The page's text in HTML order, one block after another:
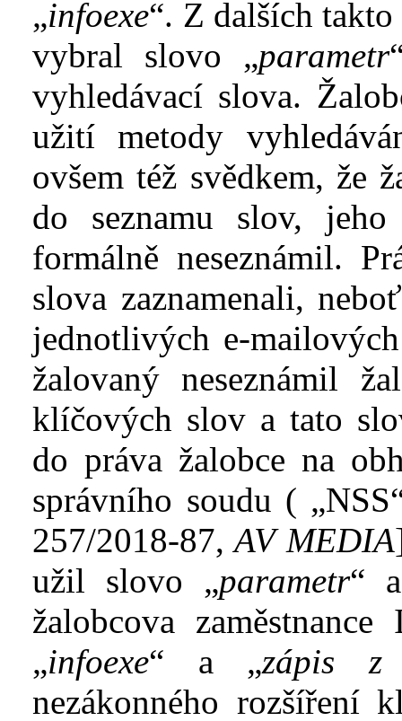
„infoexe“. Z dalších takto
vybral slovo „parametr
vyhledávací slova.
užití metody
ovšem též svědkem, že
do seznamu slov,
formálně neseznámil.
slova zaznamenali,
jednotlivých e-
žalovaný neseznámil
klíčových slov a tato
do práva žalobce na
správního soudu ( „
257/2018-87,AV MEDIA
užil slovo „parametr“
žalobcova zaměstnance
„infoexe“ a „zápis z
nezákonného rozšíření